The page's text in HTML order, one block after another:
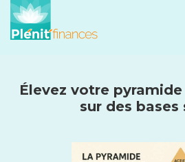
Élevez votre
sur des bases